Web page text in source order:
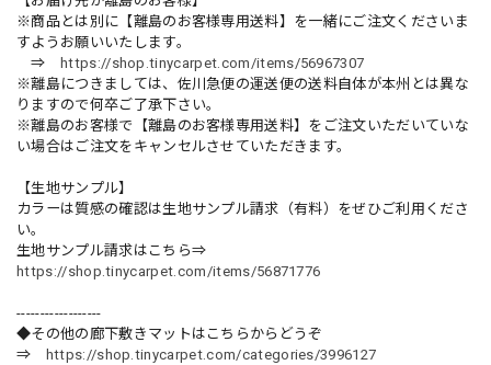
※商品とは別に【離島のお客様専用送料】を一緒にご注文くださいま
すようお願いいたします。
⇒
https://shop.tinycarpet.com/items/56967307
※離島につきましては、佐川急便の運送便の送料自体が本州とは異な
りますので何卒ご了承下さい。
※離島のお客様で【離島のお客様専用送料】をご注文いただいていな
い場合はご注文をキャンセルさせていただきます。
【生地サンプル】
カラーは質感の確認は生地サンプル請求（有料）をぜひご利用くださ
い。
生地サンプル請求はこちら⇒
https://shop.tinycarpet.com/items/56871776
------------------
◆その他の廊下敷きマットはこちらからどうぞ
⇒
https://shop.tinycarpet.com/categories/3996127